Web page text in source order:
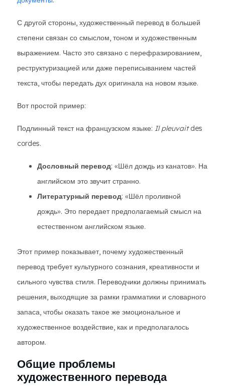
С другой стороны, художественный перевод в большей
степени связан со смыслом, тоном и художественным
выражением. Часто это связано с перефразированием,
реструктуризацией или даже переписыванием частей
текста, чтобы передать дух оригинала на новом языке.
Вот простой пример:
Подлинный текст на французском языке: Il pleuvaitdes
cordes.
Дословный перевод: «Шёл дождь из канатов». На
английском это звучит странно.
Литературный перевод: «Шёл проливной
дождь». Это передает предполагаемый смысл на
естественном английском языке.
Этот пример показывает, почему художественный
перевод требует культурного сознания, креативности и
сильного чувства стиля. Переводчики должны принимать
решения, выходящие за рамки грамматики и словарного
запаса, чтобы оказать такое же эмоциональное и
художественное воздействие, как и предполагалось
автором.
Общие проблемы
художественного перевода